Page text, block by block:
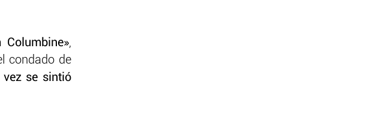
,
condado de
vez se sintió